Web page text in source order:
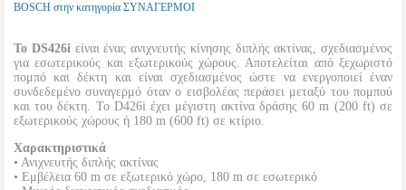
BOSCH στην κατηγορία ΣΥΝΑΓΕΡΜΟΙ
Το DS426iείναι ένας ανιχνευτής κίνησης διπλής ακτίνας, σχεδιασμένος
για εσωτερικούς και εξωτερικούς χώρους. Αποτελείται από ξεχωριστό
πομπό και δέκτη και είναι σχεδιασμένος ώστε να ενεργοποιεί έναν
συνδεδεμένο συναγερμό όταν ο εισβολέας περάσει μεταξύ του πομπού
και του δέκτη. Το D426i έχει μέγιστη ακτίνα δράσης 60 m (200 ft) σε
εξωτερικούς χώρους ή 180 m (600 ft) σε κτίριο.
Χαρακτηριστικά
• Ανιχνευτής διπλής ακτίνας
• Εμβέλεια 60 m σε εξωτερικό χώρο, 180 m σε εσωτερικό